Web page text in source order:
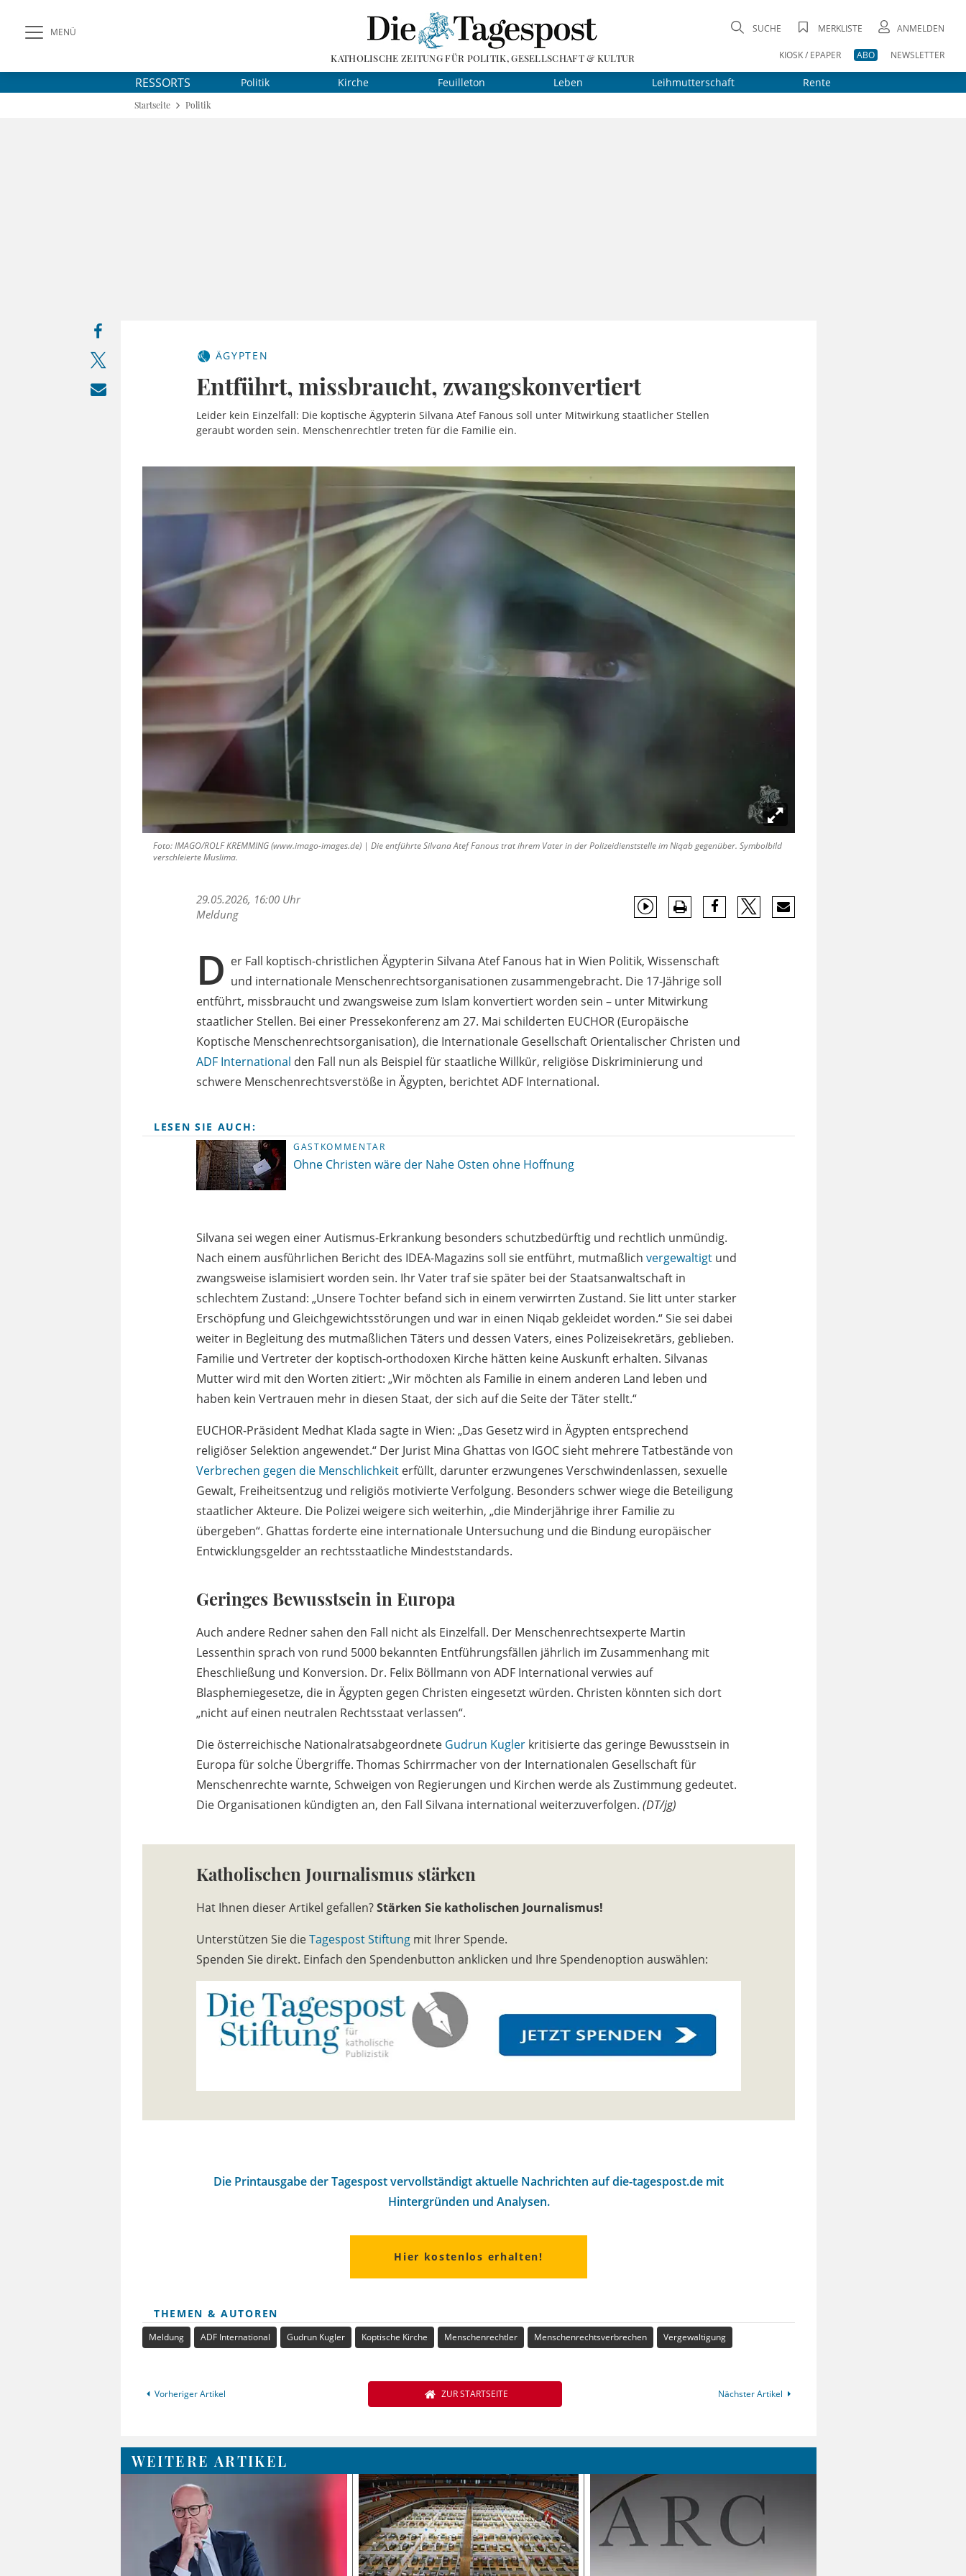
MENÜ
KATHOLISCHE ZEITUNG FÜR POLITIK, GESELLSCHAFT & KULTUR
SUCHE MERKLISTE ANMELDEN
KIOSK / EPAPER ABO NEWSLETTER
RESSORTS Politik Kirche Feuilleton Leben Leihmutterschaft Rente
Startseite Politik
ÄGYPTEN
Entführt, missbraucht, zwangskonvertiert
Leider kein Einzelfall: Die koptische Ägypterin Silvana Atef Fanous soll unter Mitwirkung staatlicher Stellen
geraubt worden sein. Menschenrechtler treten für die Familie ein.
Foto: IMAGO/ROLF KREMMING (www.imago-images.de) | Die entführte Silvana Atef Fanous trat ihrem Vater in der Polizeidienststelle im Niqab gegenüber. Symbolbild
verschleierte Muslima.
29.05.2026, 16:00 Uhr
Meldung
D er Fall koptisch-christlichen Ägypterin Silvana Atef Fanous hat in Wien Politik, Wissenschaft
und internationale Menschenrechtsorganisationen zusammengebracht. Die 17-Jährige soll
entführt, missbraucht und zwangsweise zum Islam konvertiert worden sein – unter Mitwirkung
staatlicher Stellen. Bei einer Pressekonferenz am 27. Mai schilderten EUCHOR (Europäische
Koptische Menschenrechtsorganisation), die Internationale Gesellschaft Orientalischer Christen und
ADF International den Fall nun als Beispiel für staatliche Willkür, religiöse Diskriminierung und
schwere Menschenrechtsverstöße in Ägypten, berichtet ADF International.
LESEN SIE AUCH:
GASTKOMMENTAR
Ohne Christen wäre der Nahe Osten ohne Hoffnung
Silvana sei wegen einer Autismus-Erkrankung besonders schutzbedürftig und rechtlich unmündig.
Nach einem ausführlichen Bericht des IDEA-Magazins soll sie entführt, mutmaßlich vergewaltigt und
zwangsweise islamisiert worden sein. Ihr Vater traf sie später bei der Staatsanwaltschaft in
schlechtem Zustand: „Unsere Tochter befand sich in einem verwirrten Zustand. Sie litt unter starker
Erschöpfung und Gleichgewichtsstörungen und war in einen Niqab gekleidet worden.“ Sie sei dabei
weiter in Begleitung des mutmaßlichen Täters und dessen Vaters, eines Polizeisekretärs, geblieben.
Familie und Vertreter der koptisch-orthodoxen Kirche hätten keine Auskunft erhalten. Silvanas
Mutter wird mit den Worten zitiert: „Wir möchten als Familie in einem anderen Land leben und
haben kein Vertrauen mehr in diesen Staat, der sich auf die Seite der Täter stellt.“
EUCHOR-Präsident Medhat Klada sagte in Wien: „Das Gesetz wird in Ägypten entsprechend
religiöser Selektion angewendet.“ Der Jurist Mina Ghattas von IGOC sieht mehrere Tatbestände von
Verbrechen gegen die Menschlichkeit erfüllt, darunter erzwungenes Verschwindenlassen, sexuelle
Gewalt, Freiheitsentzug und religiös motivierte Verfolgung. Besonders schwer wiege die Beteiligung
staatlicher Akteure. Die Polizei weigere sich weiterhin, „die Minderjährige ihrer Familie zu
übergeben“. Ghattas forderte eine internationale Untersuchung und die Bindung europäischer
Entwicklungsgelder an rechtsstaatliche Mindeststandards.
Geringes Bewusstsein in Europa
Auch andere Redner sahen den Fall nicht als Einzelfall. Der Menschenrechtsexperte Martin
Lessenthin sprach von rund 5000 bekannten Entführungsfällen jährlich im Zusammenhang mit
Eheschließung und Konversion. Dr. Felix Böllmann von ADF International verwies auf
Blasphemiegesetze, die in Ägypten gegen Christen eingesetzt würden. Christen könnten sich dort
„nicht auf einen neutralen Rechtsstaat verlassen“.
Die österreichische Nationalratsabgeordnete Gudrun Kugler kritisierte das geringe Bewusstsein in
Europa für solche Übergriffe. Thomas Schirrmacher von der Internationalen Gesellschaft für
Menschenrechte warnte, Schweigen von Regierungen und Kirchen werde als Zustimmung gedeutet.
Die Organisationen kündigten an, den Fall Silvana international weiterzuverfolgen. (DT/jg)
Katholischen Journalismus stärken
Hat Ihnen dieser Artikel gefallen?Stärken Sie katholischen Journalismus!
Unterstützen Sie dieTagespost Stiftung mit Ihrer Spende.
Spenden Sie direkt. Einfach den Spendenbutton anklicken und Ihre Spendenoption auswählen:
Die Printausgabe der Tagespost vervollständigt aktuelle Nachrichten auf die-tagespost.de mit
Hintergründen und Analysen.
Hier kostenlos erhalten!
THEMEN & AUTOREN
Meldung ADF International Gudrun Kugler Koptische Kirche Menschenrechtler Menschenrechtsverbrechen Vergewaltigung
Vorheriger Artikel ZUR STARTSEITE Nächster Artikel
WEITERE ARTIKEL